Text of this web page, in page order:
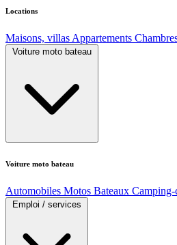
Locations
Maisons, villas Appartements
Voiture moto bateau
Voiture moto bateau
Automobiles Motos Bateaux Camping-
Emploi / services